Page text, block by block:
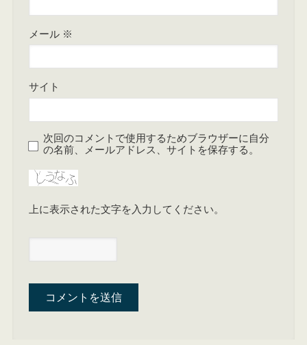
メール ※
サイト
次回のコメントで使用するためブラウザーに自分
の名前、メールアドレス、サイトを保存する。
上に表示された文字を入力してください。